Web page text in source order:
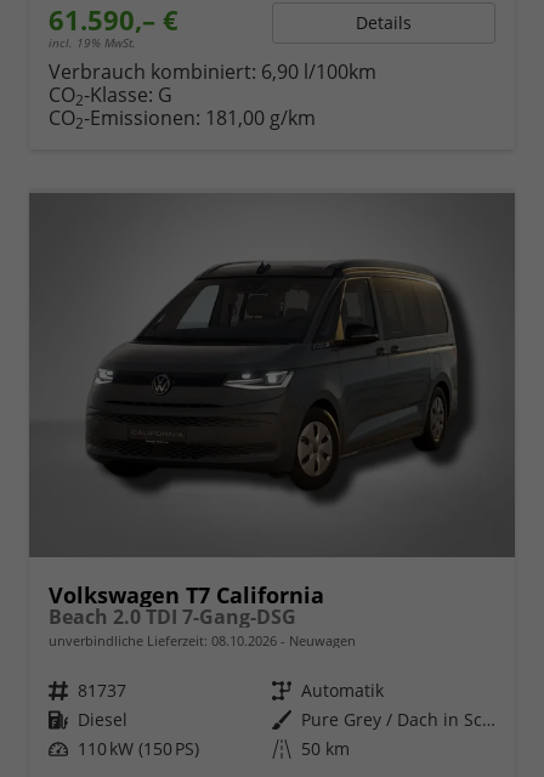
61.590,– €
incl. 19% MwSt.
Details
Verbrauch kombiniert: 6,90 l/100km
CO2-Klasse: G
CO2-Emissionen: 181,00 g/km
Volkswagen T7 California
Beach 2.0 TDI 7-Gang-DSG
unverbindliche Lieferzeit: 08.10.2026 Neuwagen
Fahrzeugnr. 81737 Getriebe Automatik
Kraftstoff Diesel Außenfarbe
Pure Grey / Dach in Schwarz
Leistung 110 kW (150 PS) Kilometerstand 50 km